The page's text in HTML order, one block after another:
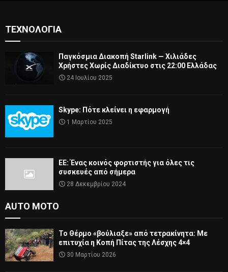
ΤΕΧΝΟΛΟΓΊΑ
Παγκόσμια Διακοπή Starlink — Χιλιάδες
Χρήστες Χωρίς Διαδίκτυο στις 22:00 Ελλάδας
24 Ιουλίου 2025
Skype: Πότε κλείνει η εφαρμογή
1 Μαρτίου 2025
ΕΕ: Ένας κοινός φορτιστής για όλες τις
συσκευές από σήμερα
28 Δεκεμβρίου 2024
AUTO MOTO
Το Θέρμο «βούλιαξε» από τετρακίνητα: Με
επιτυχία η Κοπή Πίτας της Λέσχης 4×4
30 Μαρτίου 2026